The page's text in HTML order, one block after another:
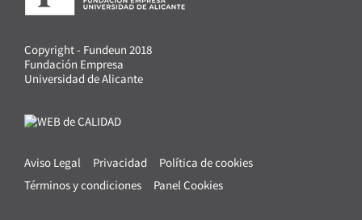
Copyright - Fundeun 2018
Fundación Empresa
Universidad de Alicante
Aviso Legal Privacidad
Política de cookies
Términos y condiciones
Panel Cookies